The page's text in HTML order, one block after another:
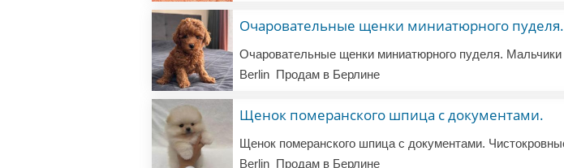
Очаровательные щенки миниатюрного пуделя.
Berlin Продам в Берлине
Щенок померанского шпица с документами.
Berlin Продам в Берлине